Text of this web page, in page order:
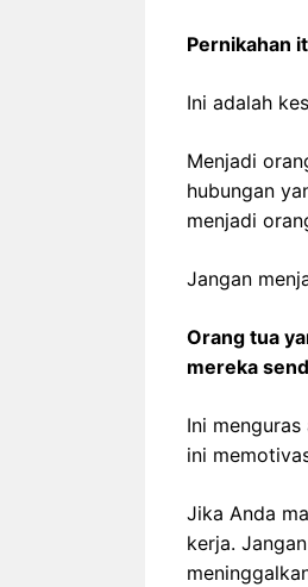
Pernikahan
Ini adalah
Menjadi
hubungan
menjadi
Jangan
Orang tua
mereka
Ini
ini
Jika Anda
kerja.